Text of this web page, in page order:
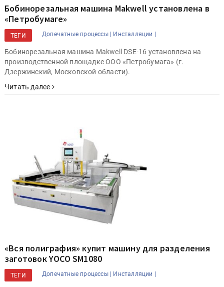
Бобинорезальная машина Makwell установлена в
«Петробумаге»
ТЕГИ Допечатные процессы | Инсталляции |
Бобинорезальная машина Makwell DSЕ-16 установлена на
производственной площадке ООО «Петробумага» (г.
Дзержинский, Московской области).
Читать далее
«Вся полиграфия» купит машину для разделения
заготовок YOCO SM1080
ТЕГИ Допечатные процессы | Инсталляции |